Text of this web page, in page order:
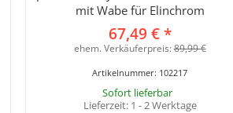
mit Wabe für Elinchrom
67,49 €*
ehem. Verkäuferpreis:89,99 €
Artikelnummer: 102217
Sofort lieferbar
Lieferzeit: 1 - 2 Werktage